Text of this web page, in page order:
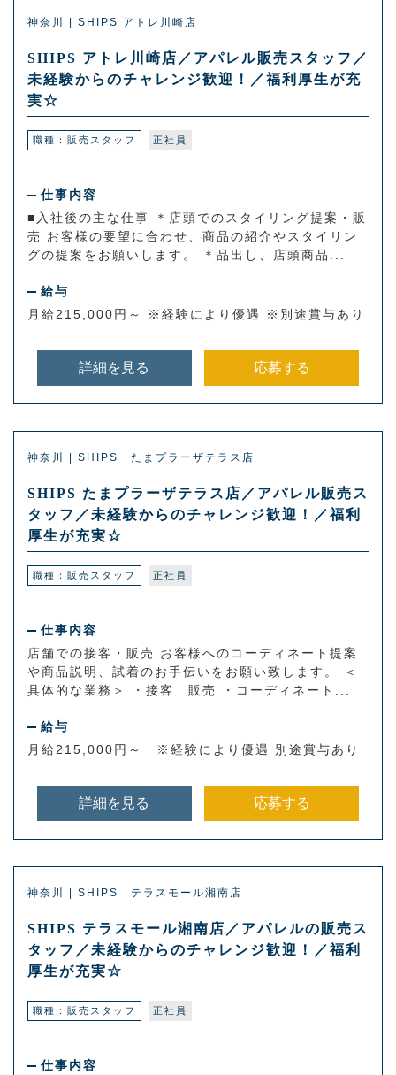
神奈川 | SHIPS アトレ川崎店
SHIPS アトレ川崎店／アパレル販売スタッフ／
未経験からのチャレンジ歓迎！／福利厚生が充
実☆
職種：販売スタッフ 正社員
仕事内容
■入社後の主な仕事 ＊店頭でのスタイリング提案・販
売 お客様の要望に合わせ、商品の紹介やスタイリン
グの提案をお願いします。 ＊品出し、店頭商品...
給与
月給215,000円～ ※経験により優遇 ※別途賞与あり
詳細を見る 応募する
神奈川 | SHIPS たまプラーザテラス店
SHIPS たまプラーザテラス店／アパレル販売ス
タッフ／未経験からのチャレンジ歓迎！／福利
厚生が充実☆
職種：販売スタッフ 正社員
仕事内容
店舗での接客・販売 お客様へのコーディネート提案
や商品説明、試着のお手伝いをお願い致します。 ＜
具体的な業務＞ ・接客 販売 ・コーディネート...
給与
月給215,000円～ ※経験により優遇 別途賞与あり
詳細を見る 応募する
神奈川 | SHIPS テラスモール湘南店
SHIPS テラスモール湘南店／アパレルの販売ス
タッフ／未経験からのチャレンジ歓迎！／福利
厚生が充実☆
職種：販売スタッフ 正社員
仕事内容